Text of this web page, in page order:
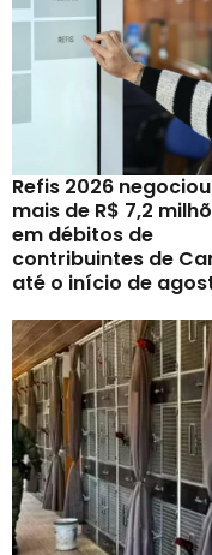
Refis 2026 negociou
mais de R$ 7,2
em débitos de
contribuintes de
até o início de